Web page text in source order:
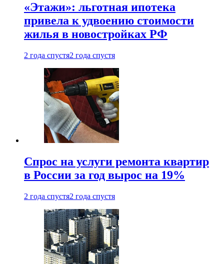
«Этажи»: льготная ипотека
привела к удвоению стоимости
жилья в новостройках РФ
2 года спустя2 года спустя
Спрос на услуги ремонта квартир
в России за год вырос на 19%
2 года спустя2 года спустя